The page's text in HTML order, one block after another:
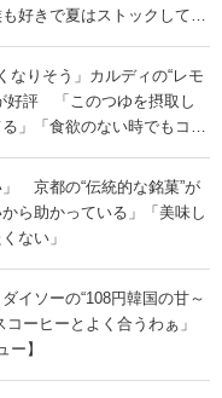
好きで夏はストックして
なりそう」カルディの“レモ
好評 「このつゆを摂取し
」「食欲のない時でもコレ
」 京都の“伝統的な銘菓”が
ら助かっている」「美味し
ない」
イソーの“108円韓国の甘～
ーヒーとよく合うわぁ」
ー】